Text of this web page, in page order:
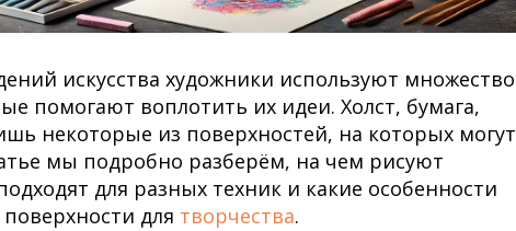
искусства художники используют множество
помогают воплотить их идеи. Холст, бумага,
некоторые из поверхностей, на которых могут
мы подробно разберём, на чем рисуют
для разных техник и какие особенности
для творчества.